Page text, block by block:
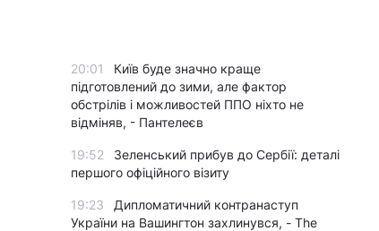
20:01
Київ буде значно краще
підготовлений до зими, але фактор
обстрілів і можливостей ППО ніхто не
відміняв, - Пантелеєв
19:52
Зеленський прибув до Сербії: деталі
першого офіційного візиту
19:23
Дипломатичний контранаступ
України на Вашингтон захлинувся, - The